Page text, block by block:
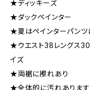
★ディッキーズ
★ダックペインター
★夏はペインターパンツ
★ウエスト38レングス
イズ
★両裾に擦れあり
★全体的に汚れありま